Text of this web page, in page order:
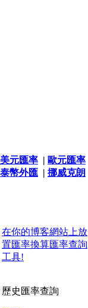
美元匯率 | 歐元匯率
泰幣外匯 | 挪威克朗
在你的博客網站上放
置匯率換算匯率查詢
工具!
歷史匯率查詢